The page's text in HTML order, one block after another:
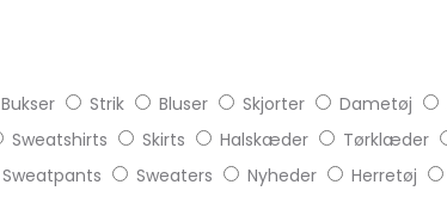
Bukser Strik Bluser Skjorter Dametøj
Sweatshirts Skirts Halskæder Tørklæder
Sweatpants Sweaters Nyheder Herretøj